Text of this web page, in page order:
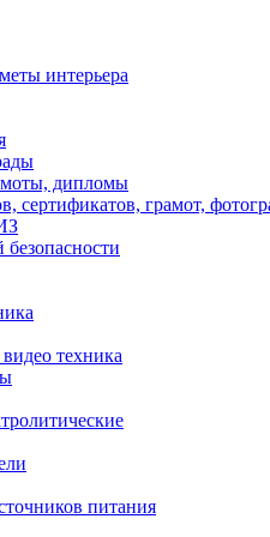
интерьера
дипломы
сертификатов, грамот,
техника
питания